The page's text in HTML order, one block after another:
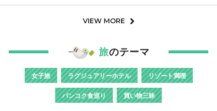
VIEW MORE
旅のテーマ
女子旅 ラグジュアリーホテル リゾート満喫
バンコク食巡り 買い物三昧